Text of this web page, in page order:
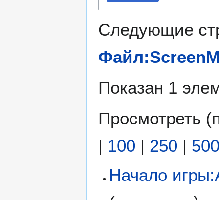
Следующие
Показан 1
Просмотреть (
| 100 | 250 | 500
Начало